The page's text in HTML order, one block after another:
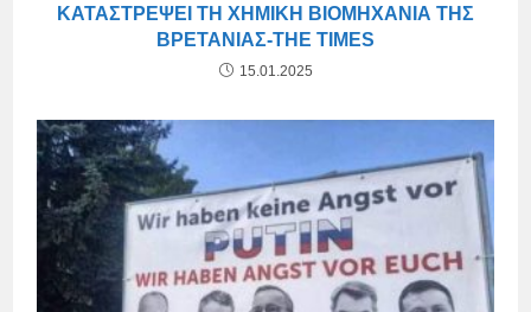
ΚΑΤΑΣΤΡΈΨΕΙ ΤΗ ΧΗΜΙΚΉ ΒΙΟΜΗΧΑΝΊΑ ΤΗΣ
ΒΡΕΤΑΝΊΑΣ-THE TIMES
15.01.2025